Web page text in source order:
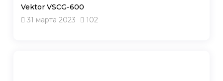
Vektor VSCG-600
31 марта 2023
102